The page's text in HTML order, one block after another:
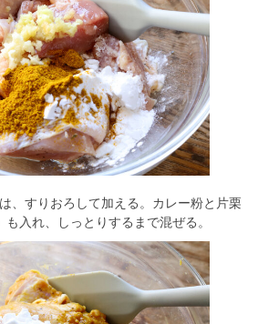
すりおろして加える。カレー粉と片栗
入れ、しっとりするまで混ぜる。